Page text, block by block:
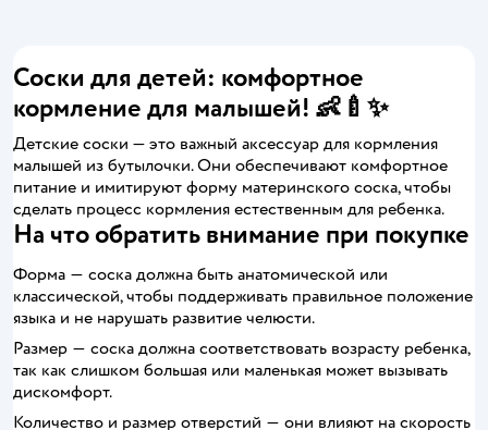
Соски для детей: комфортное
кормление для малышей! 👶🍼✨
Детские соски — это важный аксессуар для кормления
малышей из бутылочки. Они обеспечивают комфортное
питание и имитируют форму материнского соска, чтобы
сделать процесс кормления естественным для ребенка.
На что обратить внимание при покупке
Форма ― соска должна быть анатомической или
классической, чтобы поддерживать правильное положение
языка и не нарушать развитие челюсти.
Размер ― соска должна соответствовать возрасту ребенка,
так как слишком большая или маленькая может вызывать
дискомфорт.
Количество и размер отверстий ― они влияют на скорость